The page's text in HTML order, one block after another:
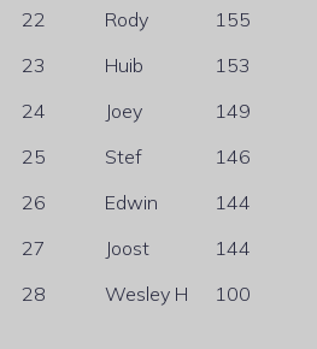
22
Rody 155
23
Huib 153
24
Joey 149
25
Stef 146
26
Edwin 144
27
Joost 144
28
Wesley H 100